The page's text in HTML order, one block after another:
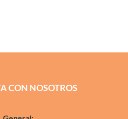
CON NOSOTROS